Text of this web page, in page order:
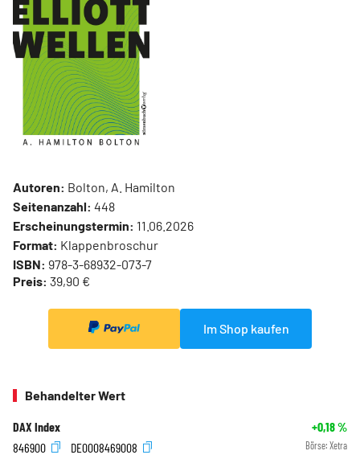
Autoren: Bolton, A. Hamilton
Seitenanzahl: 448
Erscheinungstermin: 11.06.2026
Format: Klappenbroschur
ISBN: 978-3-68932-073-7
Preis: 39,90 €
Im Shop kaufen
Behandelter Wert
DAX Index +0,18%
846900
DE0008469008 Börse: Xetra